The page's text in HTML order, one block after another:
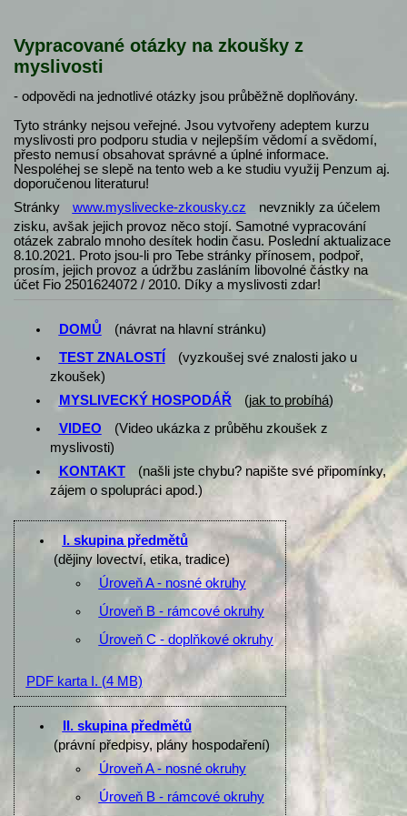
Vypracované otázky na zkoušky z
myslivosti
- odpovědi na jednotlivé otázky jsou průběžně doplňovány.
Tyto stránky nejsou veřejné. Jsou vytvořeny adeptem kurzu
myslivosti pro podporu studia v nejlepším vědomí a svědomí,
přesto nemusí obsahovat správné a úplné informace.
Nespoléhej se slepě na tento web a ke studiu využij Penzum aj.
doporučenou literaturu!
Stránky
www.myslivecke-zkousky.cz
nevznikly za účelem
zisku, avšak jejich provoz něco stojí. Samotné vypracování
otázek zabralo mnoho desítek hodin času. Poslední aktualizace
8.10.2021. Proto jsou-li pro Tebe stránky přínosem, podpoř,
prosím, jejich provoz a údržbu zasláním libovolné částky na
účet Fio 2501624072 / 2010. Díky a myslivosti zdar!
DOMŮ
(návrat na hlavní stránku)
TEST ZNALOSTÍ
(vyzkoušej své znalosti jako u
zkoušek)
MYSLIVECKÝ HOSPODÁŘ
(jak to probíhá)
VIDEO
(Video ukázka z průběhu zkoušek z
myslivosti)
KONTAKT
(našli jste chybu? napište své připomínky,
zájem o spolupráci apod.)
I. skupina předmětů
(dějiny lovectví, etika, tradice)
Úroveň A - nosné okruhy
Úroveň B - rámcové okruhy
Úroveň C - doplňkové okruhy
PDF karta I. (4 MB)
II. skupina předmětů
(právní předpisy, plány hospodaření)
Úroveň A - nosné okruhy
Úroveň B - rámcové okruhy